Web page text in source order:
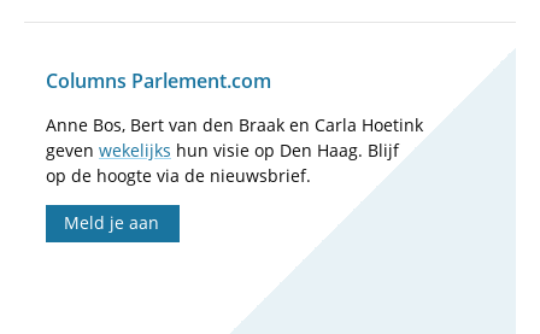
Columns Parlement.com
Anne Bos, Bert van den Braak en Carla Hoetink
geven wekelijks hun visie op Den Haag. Blijf
op de hoogte via de nieuwsbrief.
Meld je aan